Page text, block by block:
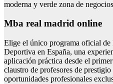
moderna y verde zona de
Mba real madrid online
Elige el único programa oficial
Deportiva en España, una
aplicación práctica desde el
claustro de profesores de
oportunidades profesionales